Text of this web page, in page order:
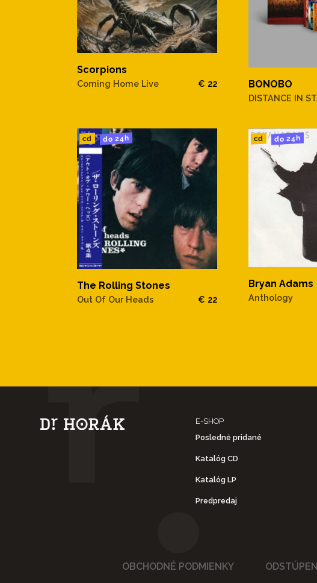
Scorpions
Coming Home Live € 22 BONOBO
DISTANCE IN
cd do 24h
The Rolling Stones
Out Of Our Heads € 22
cd do 24h
Bryan Adams
Anthology
E-SHOP
Posledné pridané
Katalóg CD
Katalóg LP
Predpredaj
OBCHODNÉ PODMIENKY